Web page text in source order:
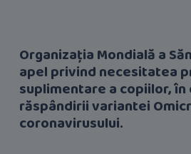
Organizația Mondială a
apel privind necesitatea
suplimentare a copiilor,
răspândirii variantei
coronavirusului.